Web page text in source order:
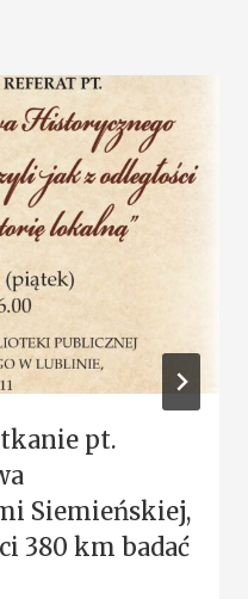
pt.
Siemieńskiej,
380 km badać